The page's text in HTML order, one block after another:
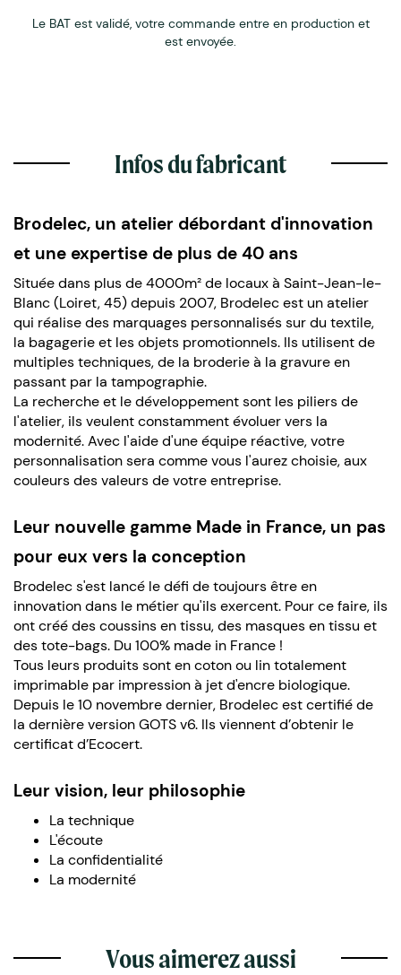
Le BAT est validé, votre commande entre en production et
est envoyée.
Infos du fabricant
Brodelec, un atelier débordant d'innovation
et une expertise de plus de 40 ans
Située dans plus de 4000m² de locaux à Saint-Jean-le-
Blanc (Loiret, 45) depuis 2007, Brodelec est un atelier
qui réalise des marquages personnalisés sur du textile,
la bagagerie et les objets promotionnels. Ils utilisent de
multiples techniques, de la broderie à la gravure en
passant par la tampographie.
La recherche et le développement sont les piliers de
l'atelier, ils veulent constamment évoluer vers la
modernité. Avec l'aide d'une équipe réactive, votre
personnalisation sera comme vous l'aurez choisie, aux
couleurs des valeurs de votre entreprise.
Leur nouvelle gamme Made in France, un pas
pour eux vers la conception
Brodelec s'est lancé le défi de toujours être en
innovation dans le métier qu'ils exercent. Pour ce faire, ils
ont créé des coussins en tissu, des masques en tissu et
des tote-bags. Du 100% made in France !
Tous leurs produits sont en coton ou lin totalement
imprimable par impression à jet d'encre biologique.
Depuis le 10 novembre dernier, Brodelec est certifié de
la dernière version GOTS v6. Ils viennent d’obtenir le
certificat d’Ecocert.
Leur vision, leur philosophie
La technique
L'écoute
La confidentialité
La modernité
Vous aimerez aussi